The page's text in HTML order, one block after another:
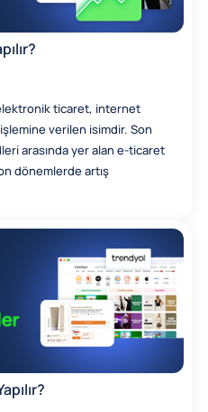
ticaret, internet
verilen isimdir. Son
arasında yer alan e-ticaret
dönemlerde artış